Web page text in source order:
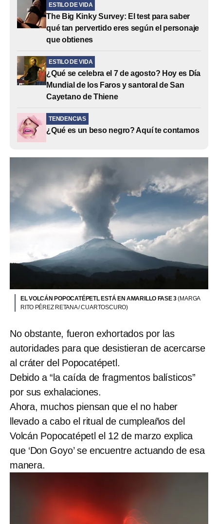
ESTILO DE VIDA
The Big Kinky Survey: El test para saber
qué tan pervertido eres según el personaje
que obtienes
ESTILO DE VIDA
¿Qué se celebra el 7 de agosto? Hoy es Día
Mundial de los Faros y santoral de San
Cayetano de Thiene
TENDENCIAS
¿Qué es un beso negro? Aquí te contamos
EL VOLCÁN POPOCATÉPETL ESTÁ EN AMARILLO FASE 3(MARGA
RITO PÉREZ RETANA / CUARTOSCURO)
No obstante, fueron exhortados por las
autoridades para que desistieran de acercarse
al cráter del Popocatépetl.
Debido a “la caída de fragmentos balísticos”
por sus exhalaciones.
Ahora, muchos piensan que el no haber
llevado a cabo el ritual de cumpleaños del
Volcán Popocatépetl el 12 de marzo explica
que ‘Don Goyo’ se encuentre actuando de esa
manera.